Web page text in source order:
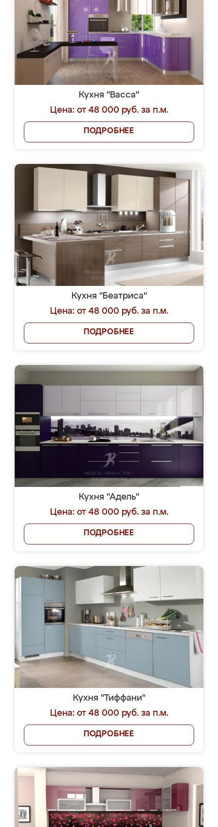
Кухня "Васса"
Цена: от 48 000 руб. за п.м.
ПОДРОБНЕЕ
Кухня "Беатриса"
Цена: от 48 000 руб. за п.м.
ПОДРОБНЕЕ
Кухня "Адель"
Цена: от 48 000 руб. за п.м.
ПОДРОБНЕЕ
Кухня "Тиффани"
Цена: от 48 000 руб. за п.м.
ПОДРОБНЕЕ